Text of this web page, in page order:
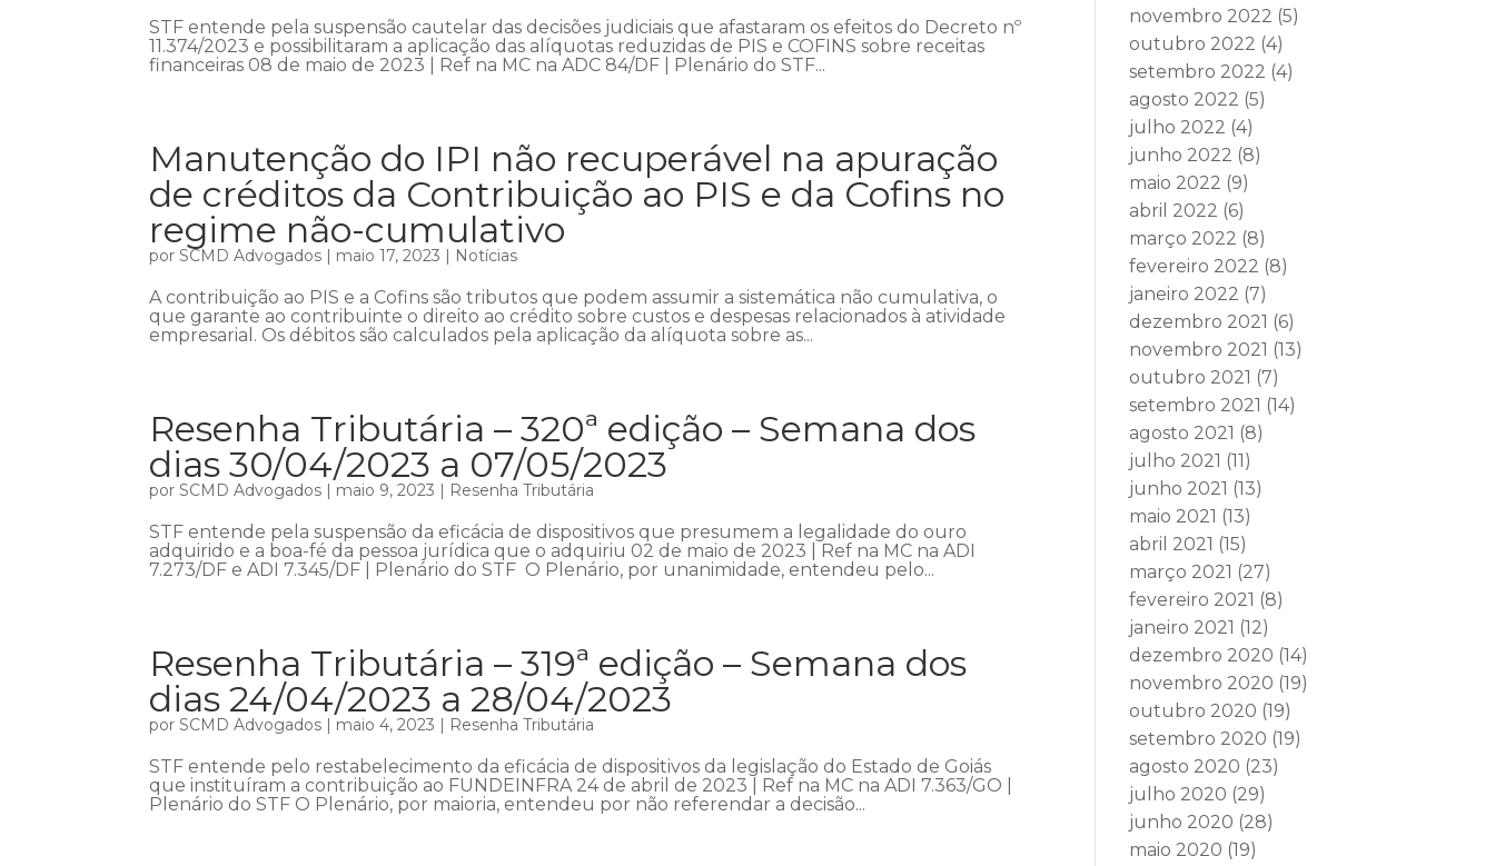
STF entende pela suspensão cautelar das decisões judiciais que afastaram os efeitos do Decreto nº
11.374/2023 e possibilitaram a aplicação das alíquotas reduzidas de PIS e COFINS sobre receitas
financeiras 08 de maio de 2023 | Ref na MC na ADC 84/DF | Plenário do STF...
Manutenção do IPI não recuperável na apuração
de créditos da Contribuição ao PIS e da Cofins no
regime não-cumulativo
porSCMD Advogados | maio 17, 2023 | Notícias
A contribuição ao PIS e a Cofins são tributos que podem assumir a sistemática não cumulativa, o
que garante ao contribuinte o direito ao crédito sobre custos e despesas relacionados à atividade
empresarial. Os débitos são calculados pela aplicação da alíquota sobre as...
Resenha Tributária – 320ª edição – Semana dos
dias 30/04/2023 a 07/05/2023
porSCMD Advogados | maio 9, 2023 | Resenha Tributária
STF entende pela suspensão da eficácia de dispositivos que presumem a legalidade do ouro
adquirido e a boa-fé da pessoa jurídica que o adquiriu 02 de maio de 2023 | Ref na MC na ADI
7.273/DF e ADI 7.345/DF | Plenário do STF O Plenário, por unanimidade, entendeu pelo...
Resenha Tributária – 319ª edição – Semana dos
dias 24/04/2023 a 28/04/2023
porSCMD Advogados | maio 4, 2023 | Resenha Tributária
STF entende pelo restabelecimento da eficácia de dispositivos da legislação do Estado de Goiás
que instituíram a contribuição ao FUNDEINFRA 24 de abril de 2023 | Ref na MC na ADI 7.363/GO |
Plenário do STF O Plenário, por maioria, entendeu por não referendar a decisão...
novembro 2022 (5)
outubro 2022 (4)
setembro 2022 (4)
agosto 2022 (5)
julho 2022 (4)
junho 2022 (8)
maio 2022 (9)
abril 2022 (6)
março 2022 (8)
fevereiro 2022 (8)
janeiro 2022 (7)
dezembro 2021 (6)
novembro 2021 (13)
outubro 2021 (7)
setembro 2021 (14)
agosto 2021 (8)
julho 2021 (11)
junho 2021 (13)
maio 2021 (13)
abril 2021 (15)
março 2021 (27)
fevereiro 2021 (8)
janeiro 2021 (12)
dezembro 2020 (14)
novembro 2020 (19)
outubro 2020 (19)
setembro 2020 (19)
agosto 2020 (23)
julho 2020 (29)
junho 2020 (28)
maio 2020 (19)